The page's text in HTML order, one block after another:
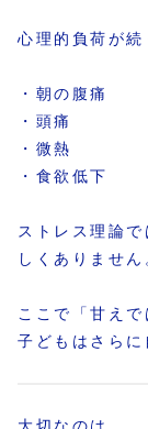
心理的負荷が続
・朝の腹痛
・頭痛
・微熱
・食欲低下
ストレス理論
しくありません
ここで「甘え
子どもはさらに